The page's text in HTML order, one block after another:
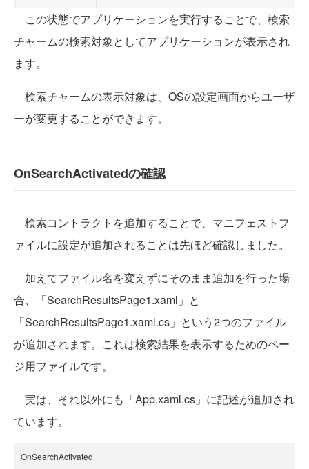
この状態でアプリケーションを実行することで、検索
チャームの検索対象としてアプリケーションが表示され
ます。
検索チャームの表示対象は、OSの設定画面からユーザ
ーが変更することができます。
OnSearchActivatedの確認
検索コントラクトを追加することで、マニフェストフ
ァイルに設定が追加されることは先ほど確認しました。
加えてファイル名を変えずにそのまま追加を行った場
合、「SearchResultsPage1.xaml」と
「SearchResultsPage1.xaml.cs」という2つのファイル
が追加されます。これは検索結果を表示するためのペー
ジ用ファイルです。
実は、それ以外にも「App.xaml.cs」に記述が追加され
ています。
OnSearchActivated